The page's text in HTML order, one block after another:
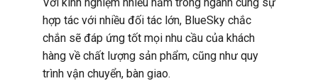
hợp tác với nhiều đối tác lớn, BlueSky chắc
chắn sẽ đáp ứng tốt mọi nhu cầu của khách
hàng về chất lượng sản phẩm, cũng như quy
trình vận chuyển, bàn giao.